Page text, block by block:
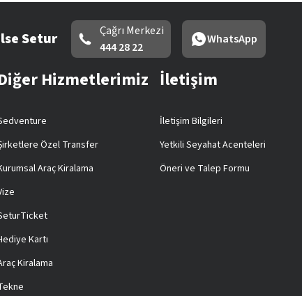
Setur
Çağrı Merkezi
444 28 22
WhatsApp
Hizmetlerimiz
Özel Transfer
Araç Kiralama
Kartı
Kiralama
İletişim
İletişim Bilgileri
Yetkili Seyahat Acenteleri
Öneri ve Talep Formu